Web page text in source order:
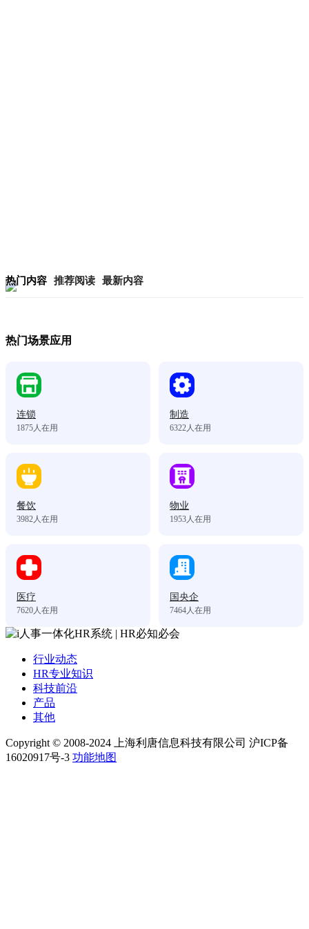
热门内容 推荐阅读 最新内容
热门场景应用
连锁
1875人在用
制造
6322人在用
餐饮
3982人在用
物业
1953人在用
医疗
7620人在用
国央企
7464人在用
行业动态
HR专业知识
科技前沿
产品
其他
Copyright © 2008-2024 上海利唐信息科技有限公司 沪ICP备
16020917号-3 功能地图